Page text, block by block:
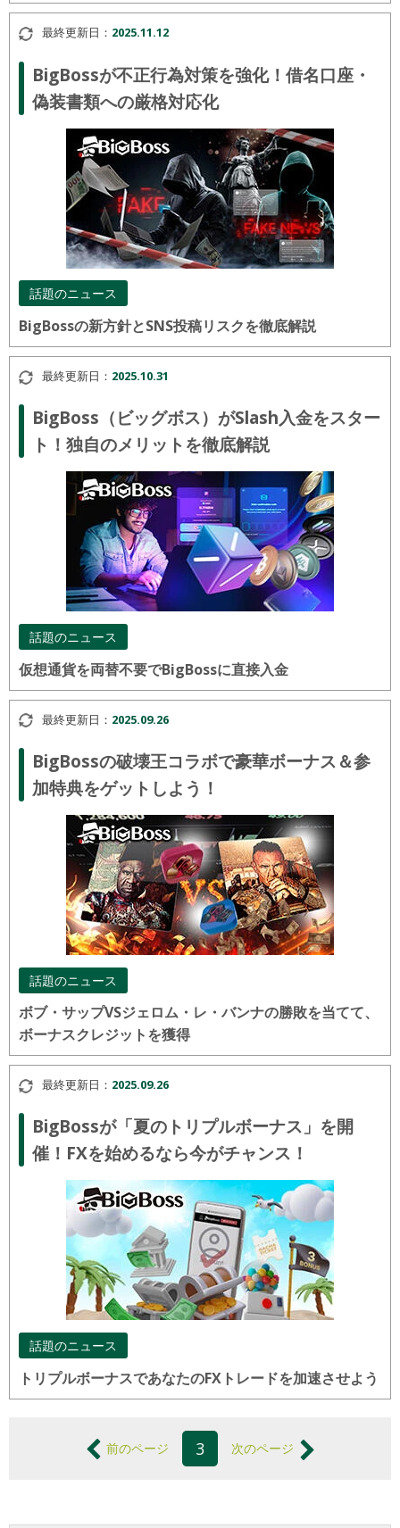
最終更新日： 2025.11.12
BigBossが不正行為対策を強化！借名口座・
偽装書類への厳格対応化
話題のニュース
BigBossの新方針とSNS投稿リスクを徹底解説
最終更新日： 2025.10.31
BigBoss（ビッグボス）がSlash入金をスター
ト！独自のメリットを徹底解説
話題のニュース
仮想通貨を両替不要でBigBossに直接入金
最終更新日： 2025.09.26
BigBossの破壊王コラボで豪華ボーナス＆参
加特典をゲットしよう！
話題のニュース
ボブ・サップVSジェロム・レ・バンナの勝敗を当てて、
ボーナスクレジットを獲得
最終更新日： 2025.09.26
BigBossが「夏のトリプルボーナス」を開
催！FXを始めるなら今がチャンス！
話題のニュース
トリプルボーナスであなたのFXトレードを加速させよう
前のページ 3 次のページ